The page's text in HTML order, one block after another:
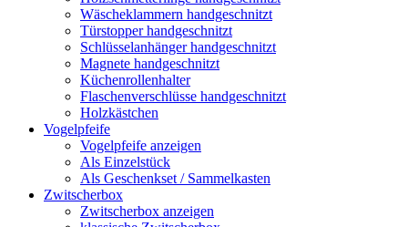
Wäscheklammern handgeschnitzt
Türstopper handgeschnitzt
Schlüsselanhänger handgeschnitzt
Magnete handgeschnitzt
Küchenrollenhalter
Flaschenverschlüsse handgeschnitzt
Holzkästchen
Vogelpfeife
Vogelpfeife anzeigen
Als Einzelstück
Als Geschenkset / Sammelkasten
Zwitscherbox
Zwitscherbox anzeigen